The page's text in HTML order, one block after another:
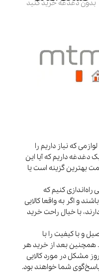
بدون دغدغه خرید کنید
که نیاز داریم را
دغدغه داریم که آیا این
بهترین گزینه است یا
کنیم که
و اگر به واقعا کالایی
با خیال راحت خرید
و با کیفیت را با
همچنین بعد از خرید هر
مشکل در مورد کالایی
شما خواهند بود.